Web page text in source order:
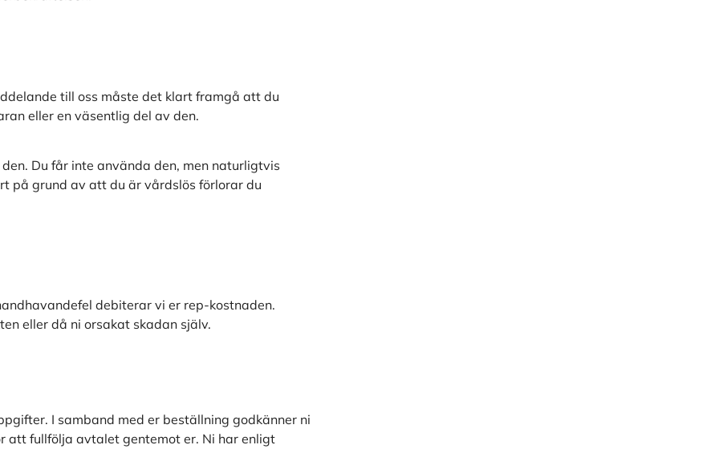
till oss måste det klart framgå att du
eller en väsentlig del av den.
Du får inte använda den, men naturligtvis
på grund av att du är vårdslös förlorar du
debiterar vi er rep-kostnaden.
eller då ni orsakat skadan själv.
I samband med er beställning godkänner ni
att fullfölja avtalet gentemot er. Ni har enligt